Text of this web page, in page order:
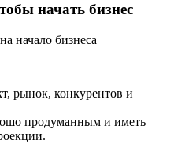
начать бизнес
начало бизнеса
рынок, конкурентов и
продуманным и иметь